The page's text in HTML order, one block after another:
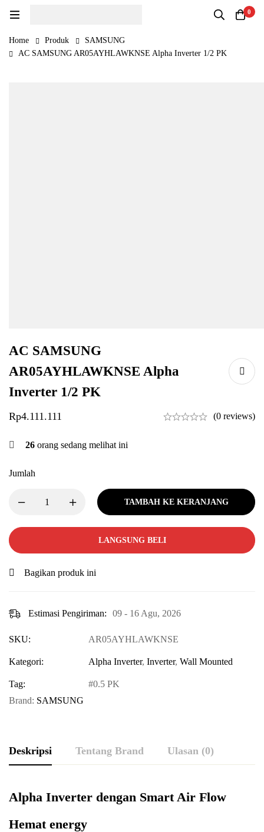
0
Home Produk
SAMSUNG
AC SAMSUNG AR05AYHLAWKNSE Alpha Inverter 1/2 PK
AC SAMSUNG
AR05AYHLAWKNSE Alpha
Inverter 1/2 PK
Rp4.111.111 (0 reviews)
26 orang sedang melihat ini
Jumlah
TAMBAH KE KERANJANG
LANGSUNG BELI
Bagikan produk ini
Estimasi Pengiriman: 09 - 16 Agu, 2026
SKU: AR05AYHLAWKNSE
Kategori: Alpha Inverter, Inverter, Wall Mounted
Tag:
0.5 PK
Brand: SAMSUNG
Deskripsi Tentang Brand Ulasan (0)
Alpha Inverter dengan Smart Air Flow
Hemat energy